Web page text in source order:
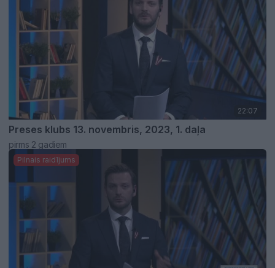
22:07
Preses klubs 13. novembris, 2023, 1. daļa
pirms 2 gadiem
Pilnais raidījums